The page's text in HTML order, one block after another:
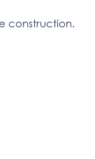
construction.